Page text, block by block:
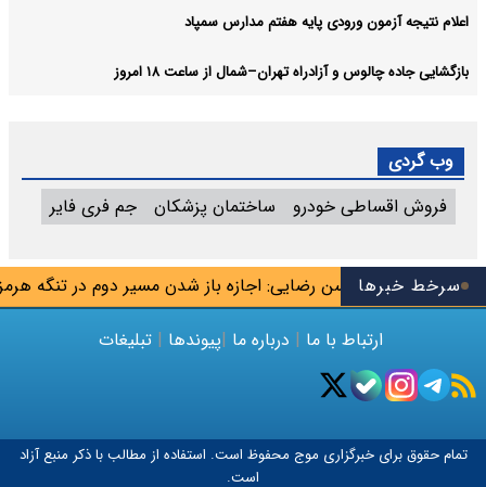
سرخط خبرهامحسن رضایی: اجازه باز شدن مسیر دوم در تنگه هرمز را تیم
اعلام نتیجه آزمون ورودی پایه هفتم مدارس سمپاد
بازگشایی جاده چالوس و آزادراه تهران–شمال از ساعت ۱۸ امروز
وب گردی
فروش اقساطی خودرو
ساختمان پزشکان جم فری فایر
ارتباط با ما | درباره ما |پیوندها | تبلیغات
تمام حقوق برای خبرگزاری موج محفوظ است. استفاده از مطالب با ذکر منبع آزاد
است.